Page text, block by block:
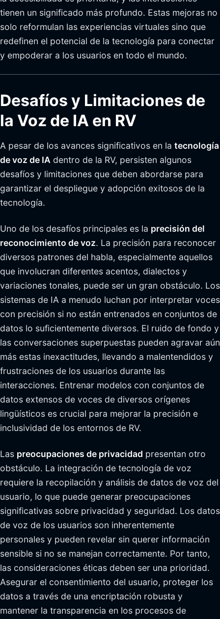
tienen un significado más profundo. Estas mejoras no
solo reformulan las experiencias virtuales sino que
redefinen el potencial de la tecnología para conectar
y empoderar a los usuarios en todo el mundo.
Desafíos y Limitaciones de
la Voz de IA en RV
A pesar de los avances significativos en la tecnología
de voz de IA dentro de la RV, persisten algunos
desafíos y limitaciones que deben abordarse para
garantizar el despliegue y adopción exitosos de la
tecnología.
Uno de los desafíos principales es la precisión del
reconocimiento de voz. La precisión para reconocer
diversos patrones del habla, especialmente aquellos
que involucran diferentes acentos, dialectos y
variaciones tonales, puede ser un gran obstáculo. Los
sistemas de IA a menudo luchan por interpretar voces
con precisión si no están entrenados en conjuntos de
datos lo suficientemente diversos. El ruido de fondo y
las conversaciones superpuestas pueden agravar aún
más estas inexactitudes, llevando a malentendidos y
frustraciones de los usuarios durante las
interacciones. Entrenar modelos con conjuntos de
datos extensos de voces de diversos orígenes
lingüísticos es crucial para mejorar la precisión e
inclusividad de los entornos de RV.
Las preocupaciones de privacidad presentan otro
obstáculo. La integración de tecnología de voz
requiere la recopilación y análisis de datos de voz del
usuario, lo que puede generar preocupaciones
significativas sobre privacidad y seguridad. Los datos
de voz de los usuarios son inherentemente
personales y pueden revelar sin querer información
sensible si no se manejan correctamente. Por tanto,
las consideraciones éticas deben ser una prioridad.
Asegurar el consentimiento del usuario, proteger los
datos a través de una encriptación robusta y
mantener la transparencia en los procesos de